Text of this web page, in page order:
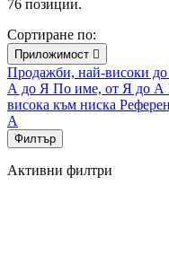
76 позиции.
Сортиране по:
Приложимост 
Продажби, най-високи
А до Я По име, от Я до А
висока към ниска
А
Филтър
Активни филтри